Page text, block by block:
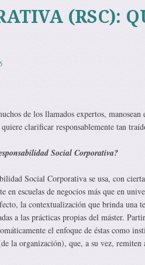
(RSC):
de los llamados expertos,
clarificar responsablemente tan
Social Corporativa?
Social Corporativa se usa, con
en escuelas de negocios más que en
la contextualización que brinda una
a las prácticas propias del máster.
el enfoque de éstas como
la organización), que, a su vez,